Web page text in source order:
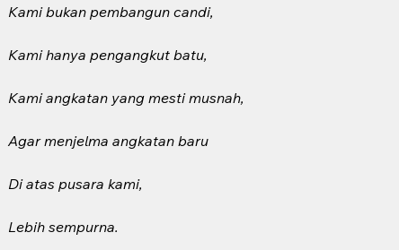
Kami bukan pembangun candi,
Kami hanya pengangkut batu,
Kami angkatan yang mesti musnah,
Agar menjelma angkatan baru
Di atas pusara kami,
Lebih sempurna.